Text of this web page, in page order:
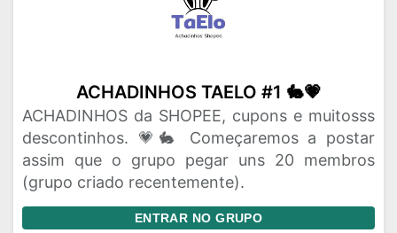
ACHADINHOS TAELO #1 🐇💗
ACHADINHOS da SHOPEE, cupons e muitosss
descontinhos. 💗🐇 Começaremos a postar
assim que o grupo pegar uns 20 membros
(grupo criado recentemente).
ENTRAR NO GRUPO